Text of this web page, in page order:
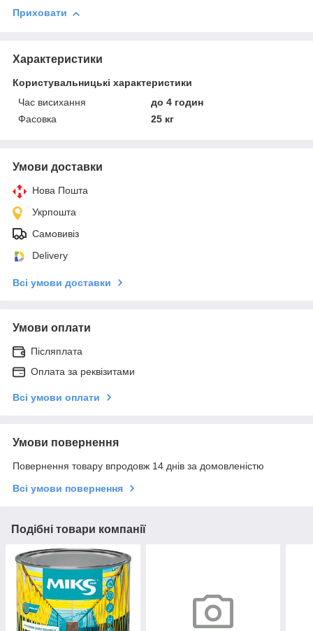
Приховати
Характеристики
Користувальницькі характеристики
Час висихання
до 4 годин
Фасовка
25 кг
Умови доставки
Нова Пошта
Укрпошта
Самовивіз
Delivery
Всі умови доставки
Умови оплати
Післяплата
Оплата за реквізитами
Всі умови оплати
Умови повернення
Повернення товару впродовж 14 днів за домовленістю
Всі умови повернення
Подібні товари компанії